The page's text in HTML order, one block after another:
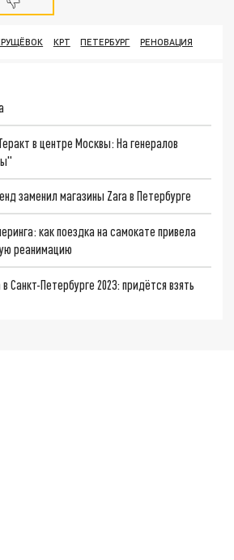
КРТ ПЕТЕРБУРГ РЕНОВАЦИЯ
в центре Москвы: На генералов
заменил магазины Zara в Петербурге
как поездка на самокате привела
реанимацию
Санкт-Петербурге 2023: придётся взять